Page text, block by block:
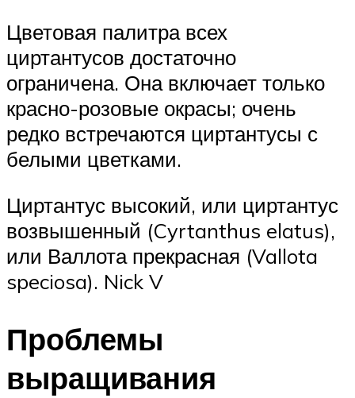
Цветовая палитра всех
циртантусов достаточно
ограничена. Она включает только
красно-розовые окрасы; очень
редко встречаются циртантусы с
белыми цветками.
Циртантус высокий, или циртантус
возвышенный (Cyrtanthus elatus),
или Валлота прекрасная (Vallota
speciosa). Nick V
Проблемы
выращивания